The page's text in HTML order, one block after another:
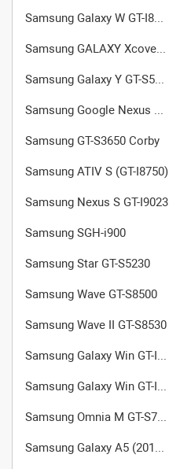
Samsung Galaxy W GT-I8150
Samsung GALAXY Xcover (GT-S5690)
Samsung Galaxy Y GT-S5360
Samsung Google Nexus S I9020
Samsung GT-S3650 Corby
Samsung ATIV S (GT-I8750)
Samsung Nexus S GT-I9023
Samsung SGH-i900
Samsung Star GT-S5230
Samsung Wave GT-S8500
Samsung Wave II GT-S8530
Samsung Galaxy Win GT-I8550
Samsung Galaxy Win GT-I8552 (Dual SIM)
Samsung Omnia M GT-S7530
Samsung Galaxy A5 (2015) (SM-A500F/DS)